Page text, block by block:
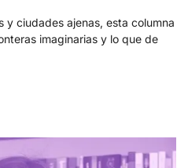
y ciudades ajenas, esta columna
imaginarias y lo que de